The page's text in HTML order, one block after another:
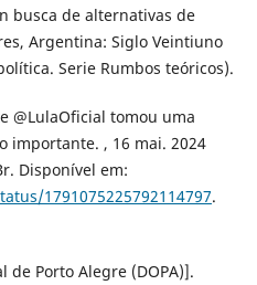
busca de alternativas de
Argentina: Siglo Veintiuno
Serie Rumbos teóricos).
@LulaOficial tomou uma
importante. , 16 mai. 2024
Disponível em:
1791075225792114797.
de Porto Alegre (DOPA)].